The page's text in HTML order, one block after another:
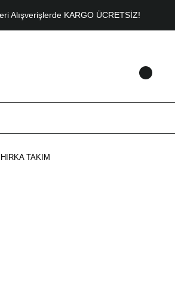
Alışverişlerde KARGO ÜCRETSİZ!